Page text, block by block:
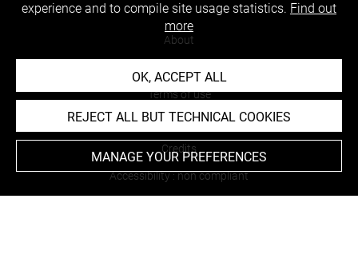
About
Terms of use
Cookies
Credits
Accessibility : non compliant
experience and to compile site usage statistics. Find out
more
OK, ACCEPT ALL
REJECT ALL BUT TECHNICAL COOKIES
MANAGE YOUR PREFERENCES